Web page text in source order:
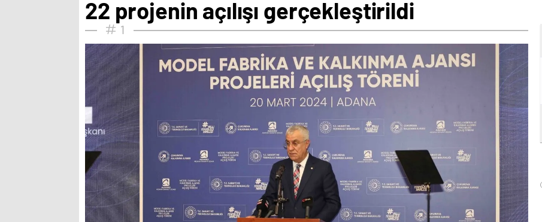
22 projenin açılışı gerçekleştirildi
1